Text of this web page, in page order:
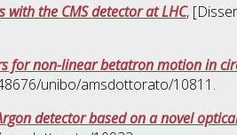
with the CMS detector at LHC,
for non-linear betatron motion in
unibo/amsdottorato/10811.
detector based on a novel